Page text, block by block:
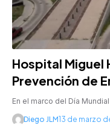
Hospital Miguel
Prevención de
En el marco del Día
Diego JLM13 de marzo